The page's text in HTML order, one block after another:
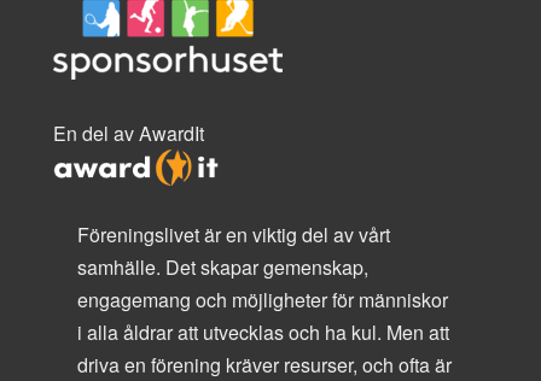
En del av AwardIt
Föreningslivet är en viktig del av vårt
samhälle. Det skapar gemenskap,
engagemang och möjligheter för människor
i alla åldrar att utvecklas och ha kul. Men att
driva en förening kräver resurser, och ofta är